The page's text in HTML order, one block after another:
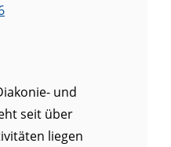
und
seit über
liegen